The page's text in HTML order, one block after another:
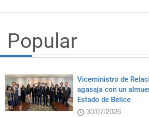
Popular
Viceministro de
agasaja con un
Estado de Belice
30/07/2026